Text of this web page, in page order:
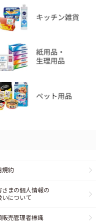
規約
さまの個人情報の
いについて
販売管理者標識